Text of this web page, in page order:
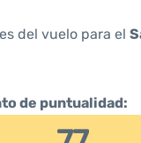
del vuelo para el
de puntualidad: